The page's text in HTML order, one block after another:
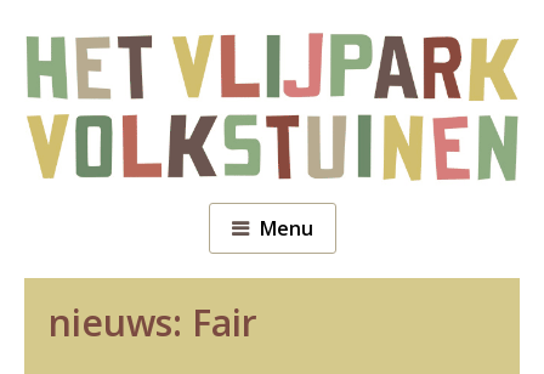
Menu
nieuws: Fair